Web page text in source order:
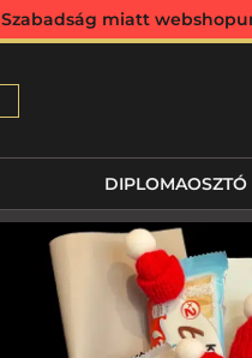
Szabadság miatt
DIPLOMAOSZTÓ